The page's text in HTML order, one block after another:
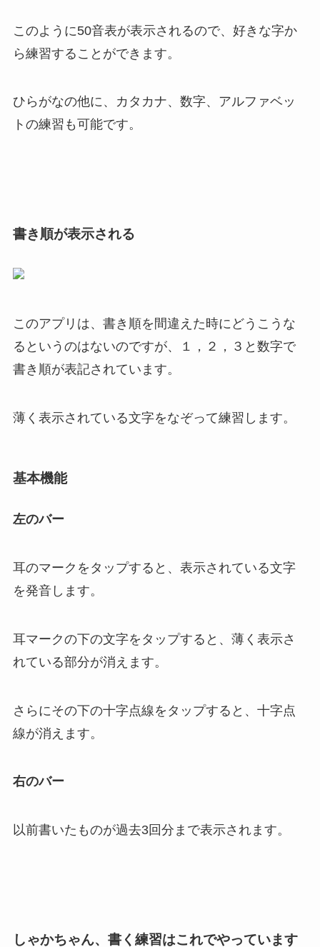
このように50音表が表示されるので、好きな字か
ら練習することができます。
ひらがなの他に、カタカナ、数字、アルファベッ
トの練習も可能です。
書き順が表示される
このアプリは、書き順を間違えた時にどうこうな
るというのはないのですが、１，２，３と数字で
書き順が表記されています。
薄く表示されている文字をなぞって練習します。
基本機能
左のバー
耳のマークをタップすると、表示されている文字
を発音します。
耳マークの下の文字をタップすると、薄く表示さ
れている部分が消えます。
さらにその下の十字点線をタップすると、十字点
線が消えます。
右のバー
以前書いたものが過去3回分まで表示されます。
しゃかちゃん、書く練習はこれでやっています